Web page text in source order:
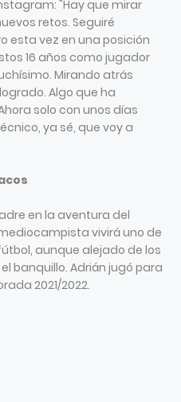
"Hay que mirar
retos. Seguiré
esta vez en una posición
16 años como jugador
Mirando atrás
Algo que ha
solo con unos días
ya sé, que voy a
en la aventura del
vivirá uno de
aunque alejado de los
banquillo. Adrián jugó para
2021/2022.